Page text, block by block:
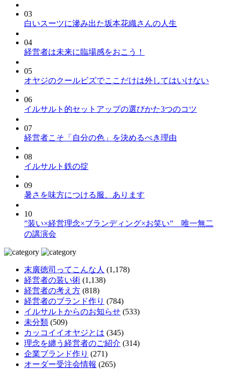
03
白いスーツに滲み出た坂本花織さんの人生
04
経営者は未来に臨場感をおこう！
05
オヤジのクールビズでここだけは外してはいけない
06
イルサルト的セットアップの選びかた3つのコツ
07
経営者こそ「自分の色」を決めるべき理由
08
イルサルト鉄の掟
09
暑さを味方につける服、あります
10
”装い×経営理念×ブランディング×お笑い” 唯一無二
の講演会
末廣徳司ってこんな人 (1,178)
経営者の装い術 (1,138)
経営者の考え方 (818)
経営者のブランド作り (784)
イルサルトからのお知らせ (533)
未分類 (509)
カッコイイオヤジとは (345)
理念を纏う経営者のご紹介 (314)
企業ブランド作り (271)
オーダー受注会情報 (265)